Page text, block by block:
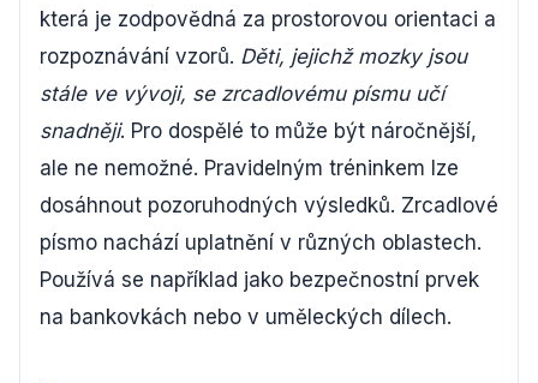
která je zodpovědná za prostorovou orientaci a
rozpoznávání vzorů. Děti, jejichž mozky jsou
stále ve vývoji, se zrcadlovému písmu učí
snadněji. Pro dospělé to může být náročnější,
ale ne nemožné. Pravidelným tréninkem lze
dosáhnout pozoruhodných výsledků. Zrcadlové
písmo nachází uplatnění v různých oblastech.
Používá se například jako bezpečnostní prvek
na bankovkách nebo v uměleckých dílech.